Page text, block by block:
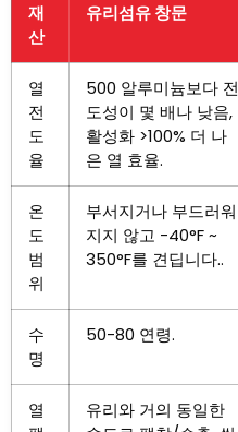
재
산
유리섬유 창문
열
전
도
율
500 알루미늄보다 전
도성이 몇 배나 낮음,
활성화 >100% 더 나
은 열 효율.
온
도
범
위
부서지거나 부드러워
지지 않고 -40°F ~
350°F를 견딥니다..
수
명
50-80 연령.
열
유리와 거의 동일한